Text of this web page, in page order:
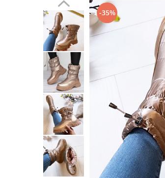
Imbracaminte
Camasi si topuri
Incaltaminte
Cizme si botine
Mocasini si balerini
-35%